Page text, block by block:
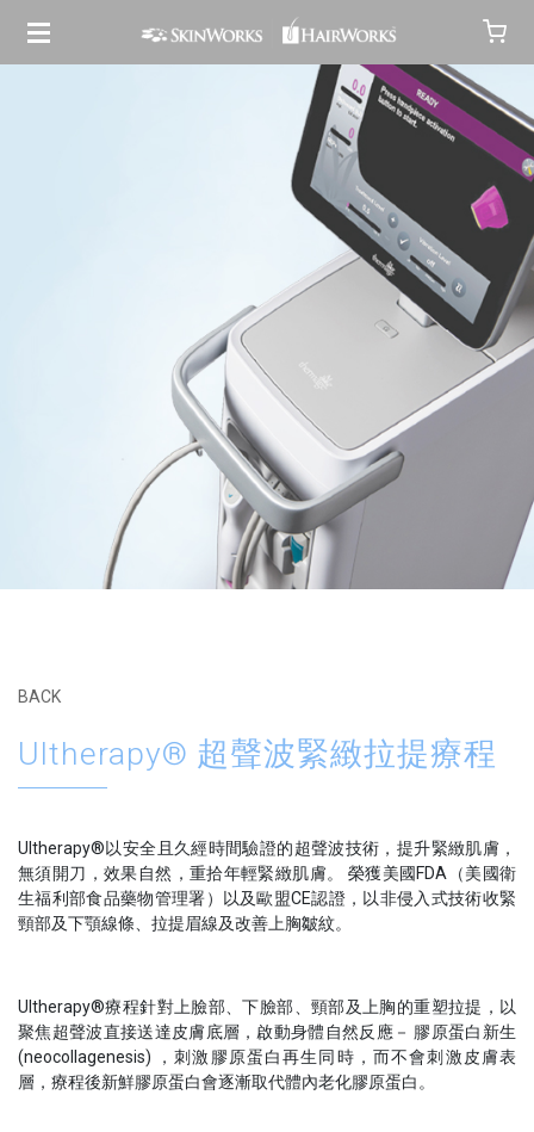
不斷引入嶄新儀器，提供多元化醫學療程，幫助客人解決
BACK
Ultherapy® 超聲波緊緻拉提療程
Ultherapy®以安全且久經時間驗證的超聲波技術，提升緊緻肌膚，
無須開刀，效果自然，重拾年輕緊緻肌膚。 榮獲美國FDA（美國衛
生福利部食品藥物管理署）以及歐盟CE認證，以非侵入式技術收緊
頸部及下顎線條、拉提眉線及改善上胸皺紋。
Ultherapy®療程針對上臉部、下臉部、頸部及上胸的重塑拉提，以
聚焦超聲波直接送達皮膚底層，啟動身體自然反應－ 膠原蛋白新生
(neocollagenesis) ，刺激膠原蛋白再生同時，而不會刺激皮膚表
層，療程後新鮮膠原蛋白會逐漸取代體內老化膠原蛋白。